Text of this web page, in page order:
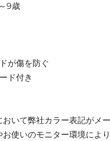
9歳
が傷を防ぐ
ド付き
いて弊社カラー表記がメ
使いのモニター環境によ